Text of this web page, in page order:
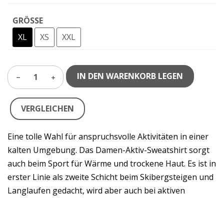
GRÖSSE
XL
XS XXL
1 IN DEN WARENKORB LEGEN
VERGLEICHEN
Eine tolle Wahl für anspruchsvolle Aktivitäten in einer
kalten Umgebung. Das Damen-Aktiv-Sweatshirt sorgt
auch beim Sport für Wärme und trockene Haut. Es ist in
erster Linie als zweite Schicht beim Skibergsteigen und
Langlaufen gedacht, wird aber auch bei aktiven